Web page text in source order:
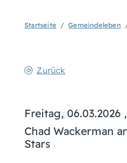
Startseite Gemeindeleben
Zurück
Freitag, 06.03.2026
Chad Wackerman
Stars